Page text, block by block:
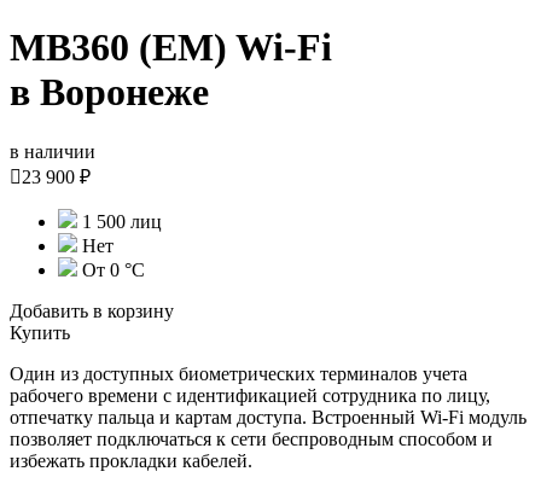
MB360 (EM) Wi-Fi
в Воронеже
в наличии
23 900 ₽
1 500 лиц
Нет
От 0 °С
Добавить в корзину
Купить
Один из доступных биометрических терминалов учета
рабочего времени с идентификацией сотрудника по лицу,
отпечатку пальца и картам доступа. Встроенный Wi-Fi модуль
позволяет подключаться к сети беспроводным способом и
избежать прокладки кабелей.